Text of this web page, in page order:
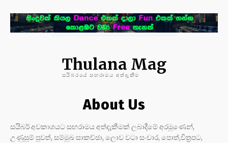
Thulana Mag
සයිබරයේ සඟරාමය අත්දැකීම
About Us
සයිබර් අවකාශයට සඟරාමය අත්දැකීමක් ලබාදීමේ අරමුණෙන්,
උණුසුම් පුවත්, සම්මුඛ සාකච්ඡා, ලොව වටා සංචාර, පොත්,චිත්‍රපට,